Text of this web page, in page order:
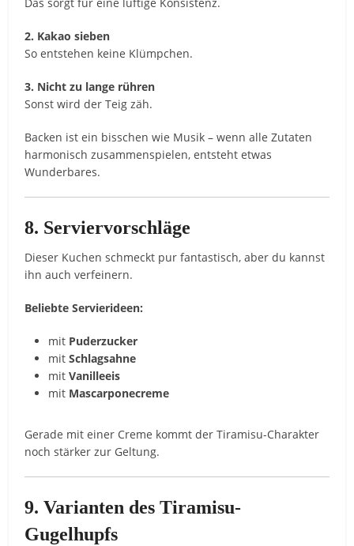
2. Kakao sieben
So entstehen keine Klümpchen.
3. Nicht zu lange rühren
Sonst wird der Teig zäh.
Backen ist ein bisschen wie Musik – wenn alle Zutaten
harmonisch zusammenspielen, entsteht etwas
Wunderbares.
8. Serviervorschläge
Dieser Kuchen schmeckt pur fantastisch, aber du kannst
ihn auch verfeinern.
Beliebte Servierideen:
mit Puderzucker
mitSchlagsahne
mitVanilleeis
mit Mascarponecreme
Gerade mit einer Creme kommt der Tiramisu-Charakter
noch stärker zur Geltung.
9. Varianten des Tiramisu-
Gugelhupfs